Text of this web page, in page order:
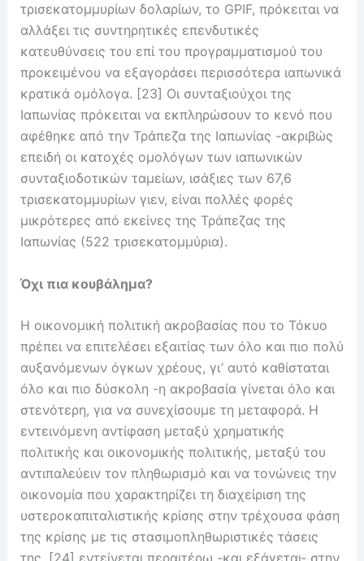
τρισεκατομμυρίων δολαρίων, το GPIF, πρόκειται να
αλλάξει τις συντηρητικές επενδυτικές
κατευθύνσεις του επί του προγραμματισμού του
προκειμένου να εξαγοράσει περισσότερα ιαπωνικά
κρατικά ομόλογα. [23] Οι συνταξιούχοι της
Ιαπωνίας πρόκειται να εκπληρώσουν το κενό που
αφέθηκε από την Τράπεζα της Ιαπωνίας -ακριβώς
επειδή οι κατοχές ομολόγων των ιαπωνικών
συνταξιοδοτικών ταμείων, ισάξιες των 67,6
τρισεκατομμυρίων γιεν, είναι πολλές φορές
μικρότερες από εκείνες της Τράπεζας της
Ιαπωνίας (522 τρισεκατομμύρια).
Όχι πια κουβάλημα?
Η οικονομική πολιτική ακροβασίας που το Τόκυο
πρέπει να επιτελέσει εξαιτίας των όλο και πιο πολύ
αυξανόμενων όγκων χρέους, γι’ αυτό καθίσταται
όλο και πιο δύσκολη -η ακροβασία γίνεται όλο και
στενότερη, για να συνεχίσουμε τη μεταφορά. Η
εντεινόμενη αντίφαση μεταξύ χρηματικής
πολιτικής και οικονομικής πολιτικής, μεταξύ του
αντιπαλεύειν τον πληθωρισμό και να τονώνεις την
οικονομία που χαρακτηρίζει τη διαχείριση της
υστεροκαπιταλιστικής κρίσης στην τρέχουσα φάση
της κρίσης με τις στασιμοπληθωριστικές τάσεις